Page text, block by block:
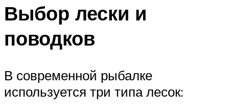
Выбор лески и
поводков
В современной рыбалке
используется три типа лесок: